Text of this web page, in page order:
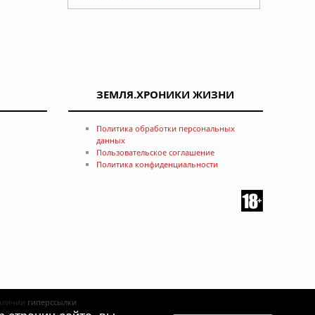
ЗЕМЛЯ.ХРОНИКИ ЖИЗНИ
Политика обработки персональных
данных
Пользовательское соглашение
Политика конфиденциальности
гиперссылки